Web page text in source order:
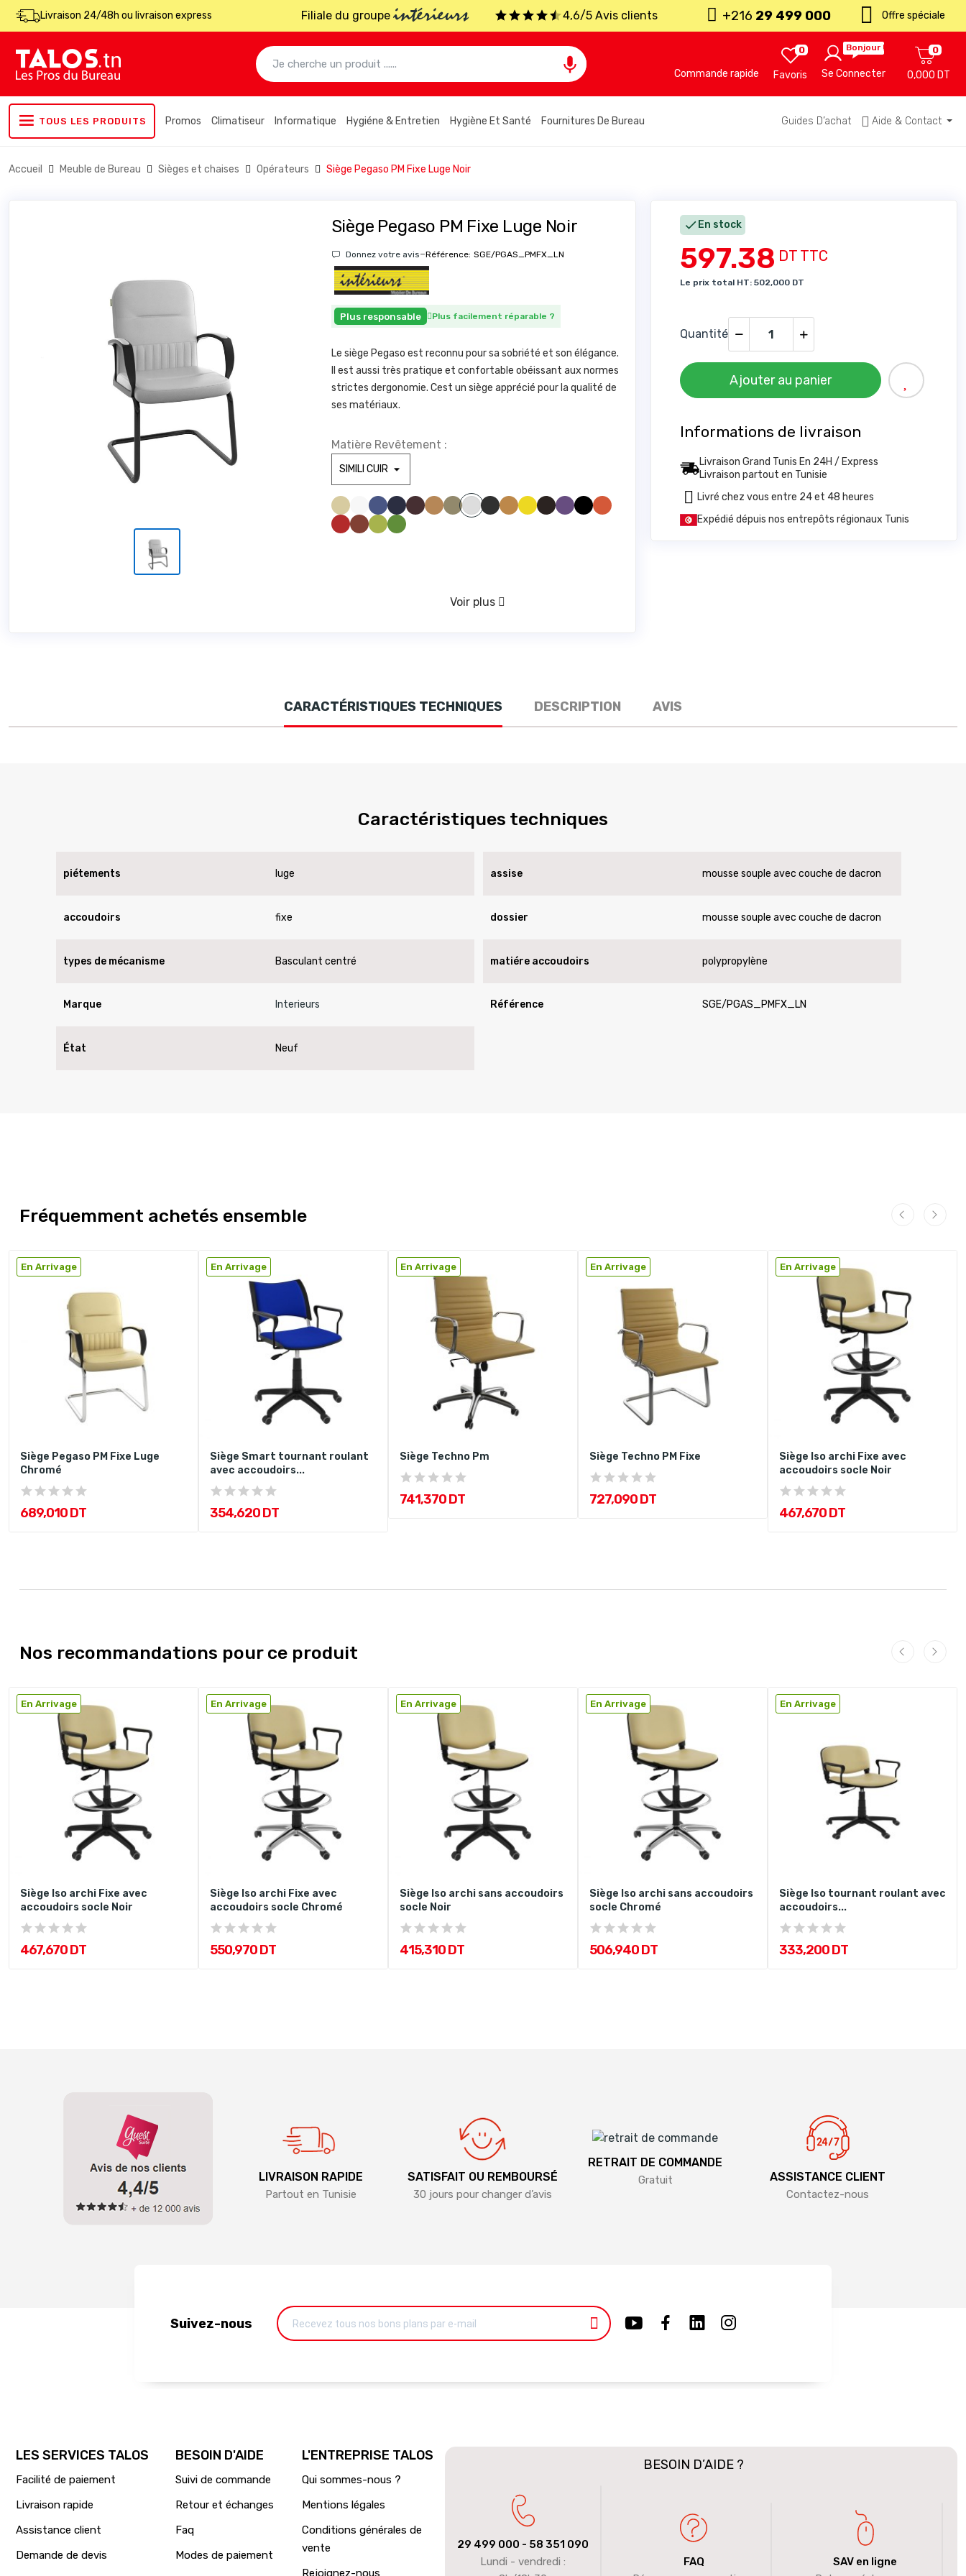
Livraison 24/48h ou livraison express Filiale du groupeintérieurs 4,6/5 Avis clients +216 29 499 000 Offre spéciale
 Commande rapide Favoris
0 Bonjour !
Se Connecter 0,000 DT
0
TOUS LES PRODUITS Promos Climatiseur Informatique Hygiéne & Entretien Hygiène Et Santé Fournitures De Bureau Guides D’achat Aide & Contact
Accueil Meuble de Bureau Sièges et chaises Opérateurs Siège Pegaso PM Fixe Luge Noir
Siège Pegaso PM Fixe Luge Noir
Donnez votre avis-Référence: SGE/PGAS_PMFX_LN
Plus responsable Plus facilement réparable ?
Le siège Pegaso est reconnu pour sa sobriété et son élégance.
Il est aussi très pratique et confortable obéissant aux normes
strictes dergonomie. Cest un siège apprécié pour la qualité de
ses matériaux.
Matière Revêtement :
SIMILI BLANC 100 SIMILI BLEU CLAIR 285 SIMILI BLEU FONCE1211
SIMILI BORDEAUX 1721 SIMILI CAMEL 1846SIMILI GREGE 1842SIMILI GRIS CLAIR1940
SIMILI GRIS FONCE 961 SIMILI JAUNE 446 SIMILI JAUNE 475 SIMILI MARRONFONCE596
SIMILI MAUVE 328 SIMILI NOIR 1000
SIMILI ROUGE 1783SIMILI ROUILLE 775SIMILI VERT ANIS 1611SIMILI VERT FORET 673
VERT D'EAU 416
Voir plus
 En stock
597.38DT TTC
Le prix total HT: 502,000 DT
Quantité
Ajouter au panier
Informations de livraison
Livraison Grand Tunis En 24H / Express
Livraison partout en Tunisie
Expédié dépuis nos entrepôts régionaux Tunis
Livré chez vous entre 24 et 48 heures
CARACTÉRISTIQUES TECHNIQUES DESCRIPTION AVIS
Caractéristiques techniques
piétements luge assise mousse souple avec couche de dacron
accoudoirs fixe dossier mousse souple avec couche de dacron
types de mécanisme Basculant centré matiére accoudoirs polypropylène
Marque Interieurs Référence SGE/PGAS_PMFX_LN
État Neuf
Fréquemment achetés ensemble
En Arrivage
Siège Pegaso PM Fixe Luge
Chromé
689,010 DT
En Arrivage
Siège Smart tournant roulant
avec accoudoirs...
354,620 DT
En Arrivage
Siège Techno Pm
741,370 DT
En Arrivage
Siège Techno PM Fixe
727,090 DT
En Arrivage
Siège Iso archi Fixe avec
accoudoirs socle Noir
467,670 DT
Nos recommandations pour ce produit
En Arrivage
Siège Iso archi Fixe avec
accoudoirs socle Noir
467,670 DT
En Arrivage
Siège Iso archi Fixe avec
accoudoirs socle Chromé
550,970 DT
En Arrivage
Siège Iso archi sans accoudoirs
socle Noir
415,310 DT
En Arrivage
Siège Iso archi sans accoudoirs
socle Chromé
506,940 DT
En Arrivage
Siège Iso tournant roulant avec
accoudoirs...
333,200 DT
LIVRAISON RAPIDE
Partout en Tunisie
SATISFAIT OU REMBOURSÉ
30 jours pour changer d’avis
RETRAIT DE COMMANDE
Gratuit ASSISTANCE CLIENT
Contactez-nous
Suivez-nous
LES SERVICES TALOS
Facilité de paiement
Livraison rapide
Assistance client
Demande de devis
BESOIN D'AIDE
Suivi de commande
Retour et échanges
Faq
Modes de paiement
L'ENTREPRISE TALOS
Qui sommes-nous ?
Mentions légales
Conditions générales de
vente
Rejoignez-nous
BESOIN D’AIDE ?
29 499 000 - 58 351 090
Lundi - vendredi :
FAQ
SAV en ligne